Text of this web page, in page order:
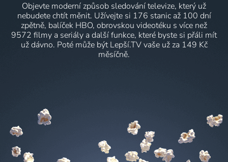
Objevte moderní způsob sledování televize, který už
nebudete chtít měnit. Užívejte si 176 stanic až 100 dní
zpětně, balíček HBO, obrovskou videotéku s více než
9572 filmy a seriály a další funkce, které byste si přáli mít
už dávno. Poté může být Lepší.TV vaše už za 149 Kč
měsíčně.